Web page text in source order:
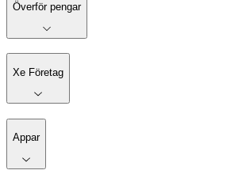
Överför pengar
Xe Företag
Appar